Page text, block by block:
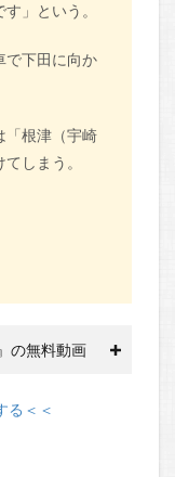
」という。
で下田に向か
「根津（宇崎
しまう。
の無料動画
る＜＜